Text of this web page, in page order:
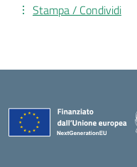
Stampa / Condividi